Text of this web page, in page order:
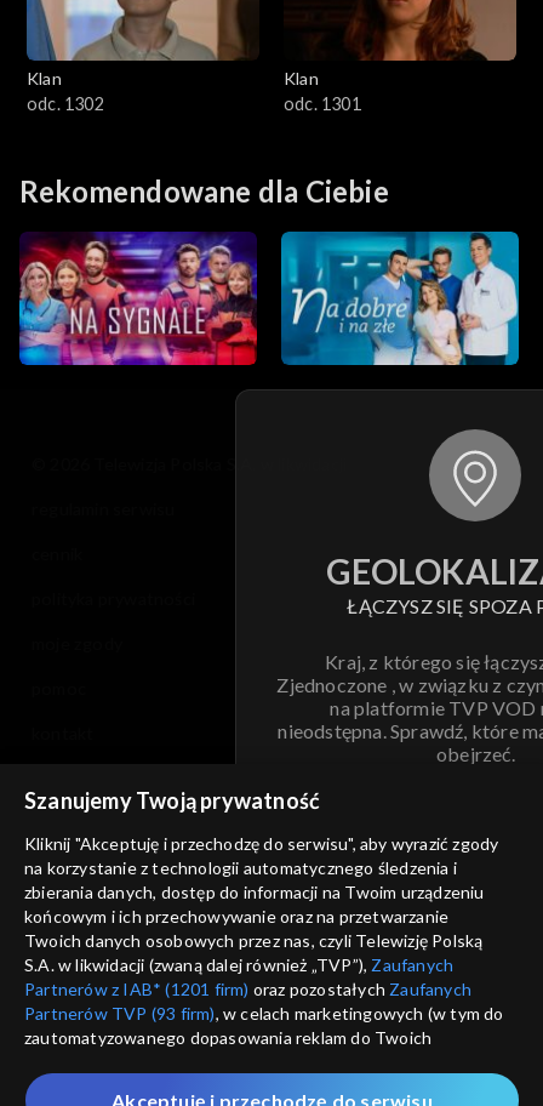
Klan
odc. 1302
Klan
odc. 1301
Rekomendowane dla Ciebie
ŁĄCZYSZ SIĘ SPOZA
Kraj, z którego się
Zjednoczone , w związku z
na platformie TVP VOD
nieodstępna. Sprawdź, które
obejrzeć.
ANULUJ
informacje o dostawcy usług
Szanujemy Twoją prywatność
Kliknij "Akceptuję i przechodzę do serwisu", aby wyrazić zgody
na korzystanie z technologii automatycznego śledzenia i
zbierania danych, dostęp do informacji na Twoim urządzeniu
końcowym i ich przechowywanie oraz na przetwarzanie
Twoich danych osobowych przez nas, czyli Telewizję Polską
S.A. w likwidacji (zwaną dalej również „TVP”), Zaufanych
Partnerów z IAB* (1201 firm) oraz pozostałych Zaufanych
Partnerów TVP (93 firm), w celach marketingowych (w tym do
zautomatyzowanego dopasowania reklam do Twoich
które wskazujemy poniżej, a także zgody na udostępnianie
Akceptuję i przechodzę do serwisu